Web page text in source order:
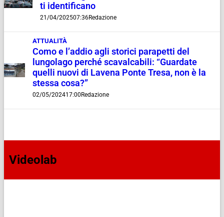
ti identificano
21/04/202507:36Redazione
ATTUALITÀ
Como e l’addio agli storici parapetti del
lungolago perché scavalcabili: “Guardate
quelli nuovi di Lavena Ponte Tresa, non è la
stessa cosa?”
02/05/202417:00Redazione
Videolab